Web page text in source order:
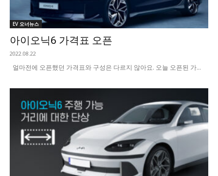
EV 오너뉴스
아이오닉6 가격표 오픈
2022.08.22
얼마전에 오픈했던 가격표와 구성은 다르지 않아요. 오늘 오픈된 가...